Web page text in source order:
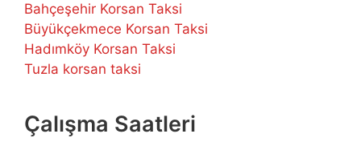
Bahçeşehir Korsan Taksi
Büyükçekmece Korsan Taksi
Hadımköy Korsan Taksi
Tuzla korsan taksi
Çalışma Saatleri